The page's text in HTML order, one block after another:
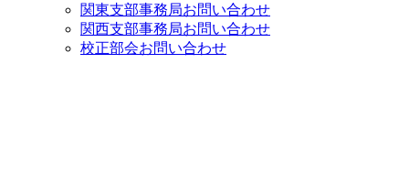
関東支部事務局お問い合わせ
関西支部事務局お問い合わせ
校正部会お問い合わせ